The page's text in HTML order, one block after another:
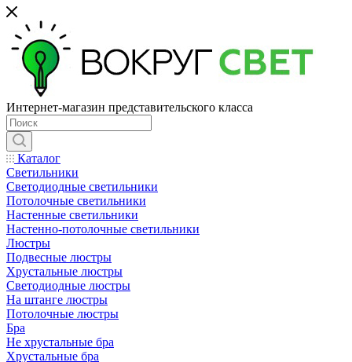
Интернет-магазин представительского класса
Каталог
Светильники
Светодиодные светильники
Потолочные светильники
Настенные светильники
Настенно-потолочные светильники
Люстры
Подвесные люстры
Хрустальные люстры
Светодиодные люстры
На штанге люстры
Потолочные люстры
Бра
Не хрустальные бра
Хрустальные бра